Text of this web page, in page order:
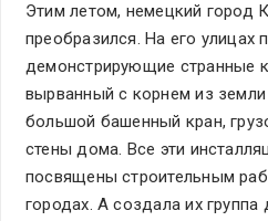
Этим летом, немецкий город
преобразился. На его улицах
демонстрирующие странные
вырванный с корнем из
большой башенный кран,
стены дома. Все эти
посвящены строительным
городах. А создала их